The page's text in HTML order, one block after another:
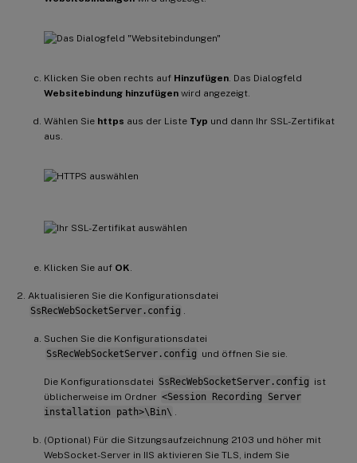
Klicken Sie oben rechts auf Hinzufügen . Das Dialogfeld
Websitebindung hinzufügen wird angezeigt.
Wählen Sie https aus der Liste Typ und dann Ihr SSL-Zertifikat
aus.
Klicken Sie auf OK
Aktualisieren Sie die Konfigurationsdatei
SsRecWebSocketServer.config
Suchen Sie die Konfigurationsdatei
SsRecWebSocketServer.config und öffnen Sie sie.
Die Konfigurationsdatei SsRecWebSocketServer.config ist
üblicherweise im Ordner <Session Recording Server
installation path>\Bin\
(Optional) Für die Sitzungsaufzeichnung 2103 und höher mit
WebSocket-Server in IIS aktivieren Sie TLS, indem Sie